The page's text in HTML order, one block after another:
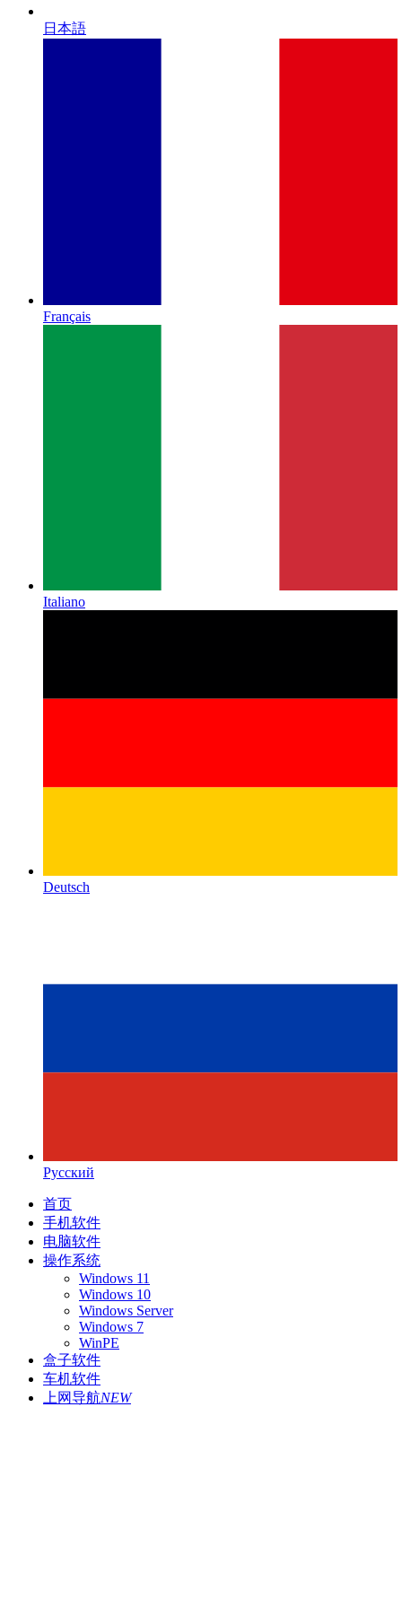
日本語
Français
Italiano
Deutsch
Русский
首页
手机软件
电脑软件
操作系统
Windows 11
Windows 10
Windows Server
Windows 7
WinPE
盒子软件
车机软件
上网导航NEW